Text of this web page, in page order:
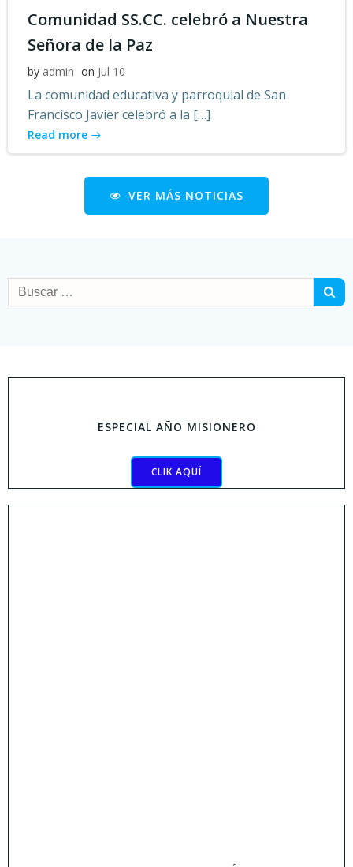
Comunidad SS.CC. celebró a Nuestra
Señora de la Paz
by admin on Jul 10
La comunidad educativa y parroquial de San
Francisco Javier celebró a la […]
Read more
VER MÁS NOTICIAS
ESPECIAL AÑO MISIONERO
CLIK AQUÍ